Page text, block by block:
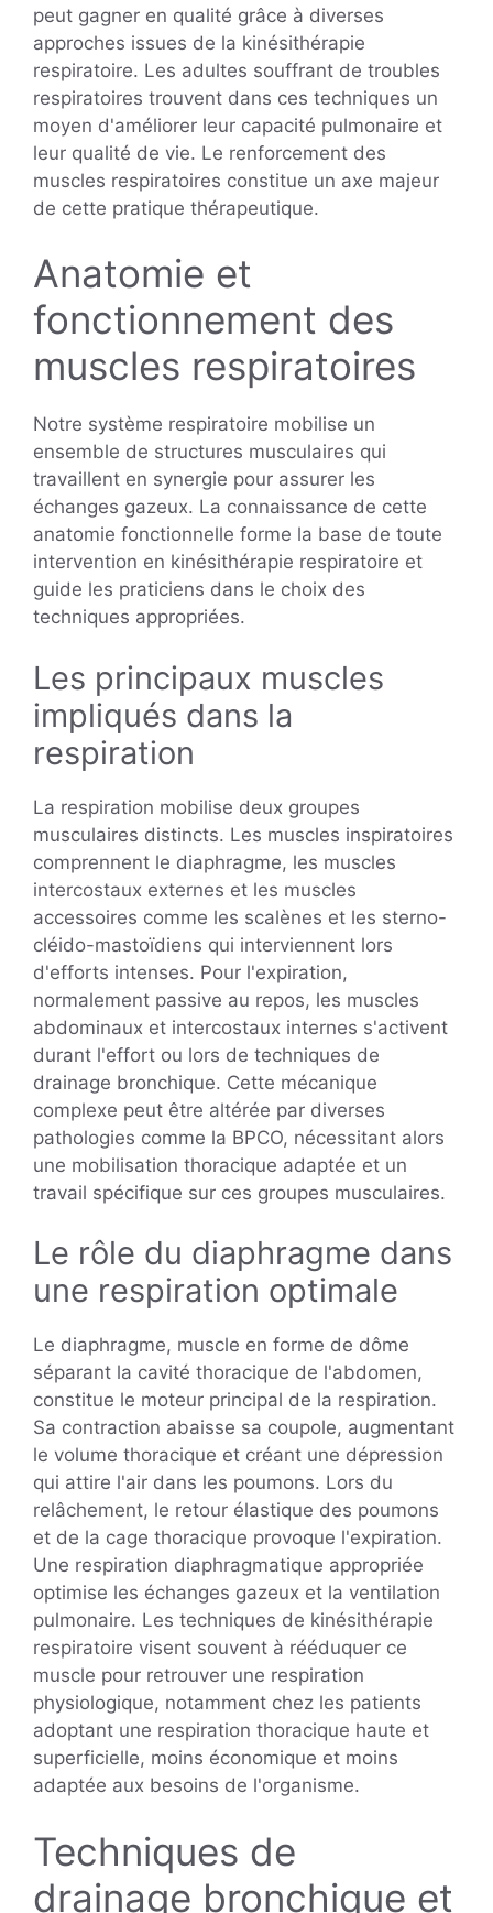
peut gagner en qualité grâce à diverses
approches issues de la kinésithérapie
respiratoire. Les adultes souffrant de troubles
respiratoires trouvent dans ces techniques un
moyen d'améliorer leur capacité pulmonaire et
leur qualité de vie. Le renforcement des
muscles respiratoires constitue un axe majeur
de cette pratique thérapeutique.
Anatomie et
fonctionnement des
muscles respiratoires
Notre système respiratoire mobilise un
ensemble de structures musculaires qui
travaillent en synergie pour assurer les
échanges gazeux. La connaissance de cette
anatomie fonctionnelle forme la base de toute
intervention en kinésithérapie respiratoire et
guide les praticiens dans le choix des
techniques appropriées.
Les principaux muscles
impliqués dans la
respiration
La respiration mobilise deux groupes
musculaires distincts. Les muscles inspiratoires
comprennent le diaphragme, les muscles
intercostaux externes et les muscles
accessoires comme les scalènes et les sterno-
cléido-mastoïdiens qui interviennent lors
d'efforts intenses. Pour l'expiration,
normalement passive au repos, les muscles
abdominaux et intercostaux internes s'activent
durant l'effort ou lors de techniques de
drainage bronchique. Cette mécanique
complexe peut être altérée par diverses
pathologies comme la BPCO, nécessitant alors
une mobilisation thoracique adaptée et un
travail spécifique sur ces groupes musculaires.
Le rôle du diaphragme dans
une respiration optimale
Le diaphragme, muscle en forme de dôme
séparant la cavité thoracique de l'abdomen,
constitue le moteur principal de la respiration.
Sa contraction abaisse sa coupole, augmentant
le volume thoracique et créant une dépression
qui attire l'air dans les poumons. Lors du
relâchement, le retour élastique des poumons
et de la cage thoracique provoque l'expiration.
Une respiration diaphragmatique appropriée
optimise les échanges gazeux et la ventilation
pulmonaire. Les techniques de kinésithérapie
respiratoire visent souvent à rééduquer ce
muscle pour retrouver une respiration
physiologique, notamment chez les patients
adoptant une respiration thoracique haute et
superficielle, moins économique et moins
adaptée aux besoins de l'organisme.
Techniques de
drainage bronchique et